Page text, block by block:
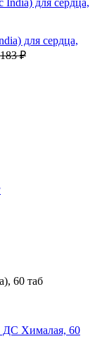
для сердца,
₽
60 таб